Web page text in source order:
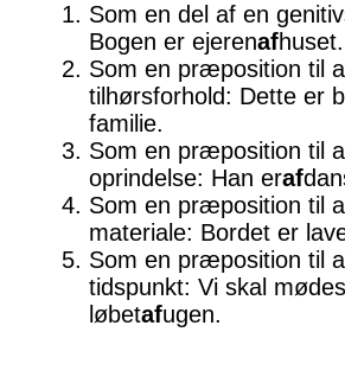
Som en del af en
Bogen er ejerenafhuset.
Som en præposition til
tilhørsforhold: Dette er
familie.
Som en præposition til
oprindelse: Han eraf
Som en præposition til
materiale: Bordet er
Som en præposition til
tidspunkt: Vi skal
løbetafugen.